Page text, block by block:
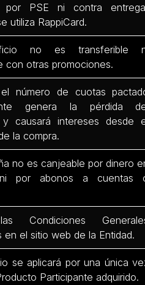
por PSE ni contra
utiliza RappiCard.
no es transferible
con otras promociones.
número de cuotas
genera la pérdida
y causará intereses desde
la compra.
no es canjeable por dinero
por abonos a cuentas
Condiciones
en el sitio web de la Entidad.
se aplicará por una única
Participante adquirido.